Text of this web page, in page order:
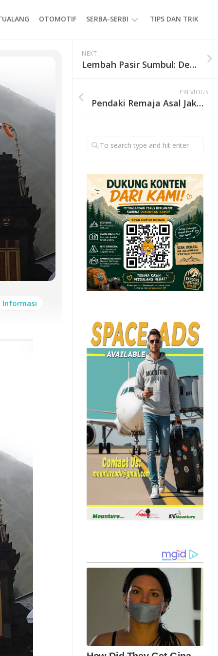
OTOMOTIF SERBA-SERBI
EVENT
GAYA
TIPS DAN TRIK
Informasi
NEXT
Lembah Pasir Sumbul: Destinasi Camping Seru di Cianjur
PREVIOUS
Pendaki Remaja Asal Jakarta Meninggal Dunia di Gunung Slamet